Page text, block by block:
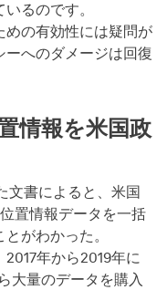
るのです。
めの有効性には疑問が
へのダメージは回復
情報を米国政
文書によると、米国
置情報データを一括
とがわかった。
年から2019年に
大量のデータを購入